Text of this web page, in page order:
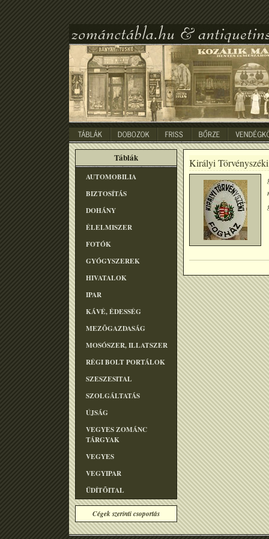
Táblák
AUTOMOBILIA
BIZTOSÍTÁS
DOHÁNY
ÉLELMISZER
FOTÓK
GYÓGYSZEREK
HIVATALOK
IPAR
KÁVÉ, ÉDESSÉG
MEZÕGAZDASÁG
MOSÓSZER, ILLATSZER
RÉGI BOLT PORTÁLOK
SZESZESITAL
SZOLGÁLTATÁS
ÚJSÁG
VEGYES ZOMÁNC
TÁRGYAK
VEGYES
VEGYIPAR
ÜDÍTÕITAL
Cégek szerinti csoportás
Királyi